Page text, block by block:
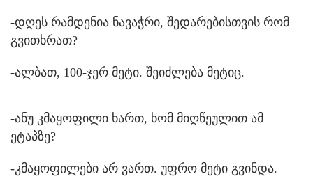
-დღეს რამდენია ნავაჭრი, შედარებისთვის რომ
გვითხრათ?
-ალბათ, 100-ჯერ მეტი. შეიძლება მეტიც.
-ანუ კმაყოფილი ხართ, ხომ მიღწეულით ამ
ეტაპზე?
-კმაყოფილები არ ვართ. უფრო მეტი გვინდა.